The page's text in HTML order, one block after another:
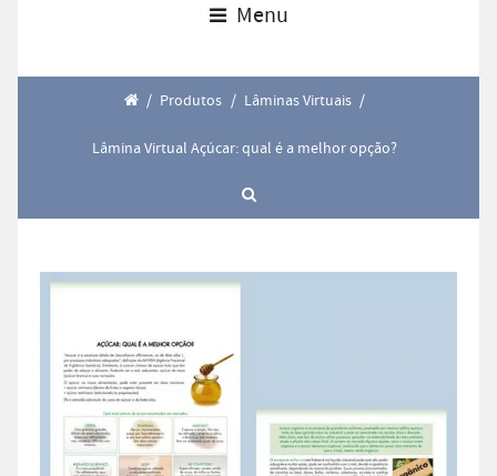
Menu
/ Produtos / Lâminas Virtuais /
Lâmina Virtual Açúcar: qual é a melhor opção?